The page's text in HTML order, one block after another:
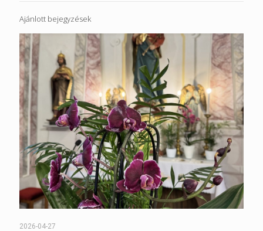
Ajánlott bejegyzések
2026-04-27